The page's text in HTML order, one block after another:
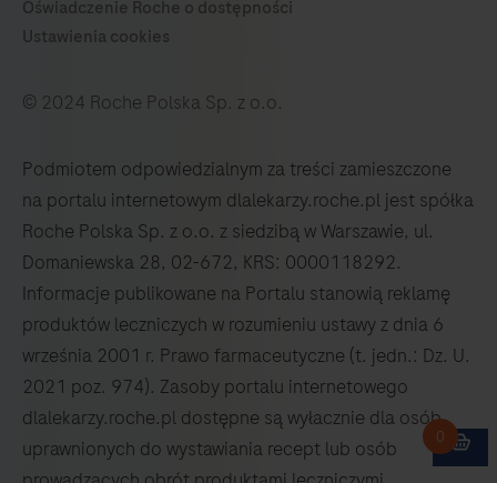
© 2024 Roche Polska Sp. z o.o.
Podmiotem odpowiedzialnym za treści zamieszczone
na portalu internetowym dlalekarzy.roche.pl jest spółka
Roche Polska Sp. z o.o. z siedzibą w Warszawie, ul.
Domaniewska 28, 02-672, KRS: 0000118292.
Informacje publikowane na Portalu stanowią reklamę
produktów leczniczych w rozumieniu ustawy z dnia 6
września 2001 r. Prawo farmaceutyczne (t. jedn.: Dz. U.
2021 poz. 974). Zasoby portalu internetowego
dlalekarzy.roche.pl dostępne są wyłacznie dla osób
uprawnionych do wystawiania recept lub osób